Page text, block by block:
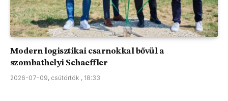
Modern logisztikai csarnokkal bővül a
szombathelyi Schaeffler
2026-07-09, csütörtök , 18:33